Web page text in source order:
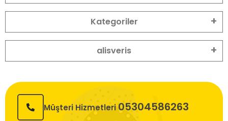
Kategoriler
alisveris
Müşteri Hizmetleri 05304586263